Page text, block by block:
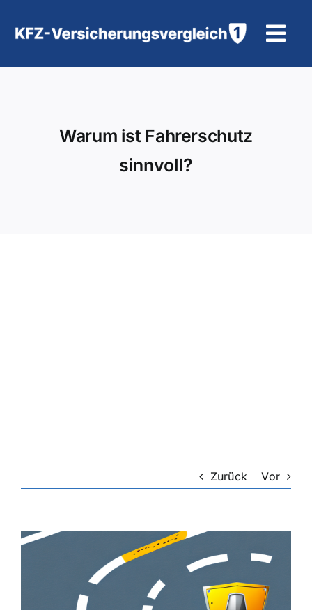
Inhalt
Warum ist Fahrerschutz
sinnvoll?
Zurück Vor
Zeige